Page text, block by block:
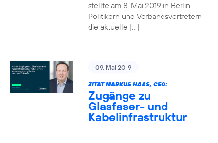
stellte am 8. Mai 2019 in Berlin
Politikern und Verbandsvertretern
die aktuelle […]
09. Mai 2019
ZITAT MARKUS HAAS, CEO:
Zugänge zu
Glasfaser- und
Kabelinfrastruktur